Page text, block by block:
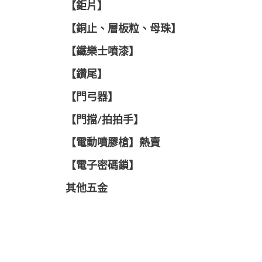
【鉅片】
【銅止、層板粒、母珠】
【鐵樂士噴漆】
【鑽尾】
【門弓器】
【門擋/拍拍手】
【電動噴膠槍】熱賣
【電子密碼鎖】
其他五金